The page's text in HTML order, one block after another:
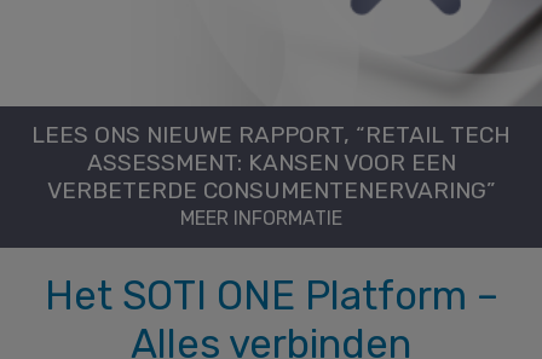
LEES ONS NIEUWE RAPPORT, “RETAIL TECH
ASSESSMENT: KANSEN VOOR EEN
VERBETERDE CONSUMENTENERVARING”
MEER INFORMATIE
Het SOTI ONE Platform –
Alles verbinden